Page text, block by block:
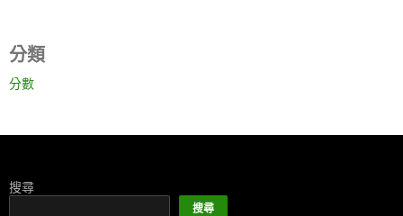
分類
分數
搜尋
搜尋